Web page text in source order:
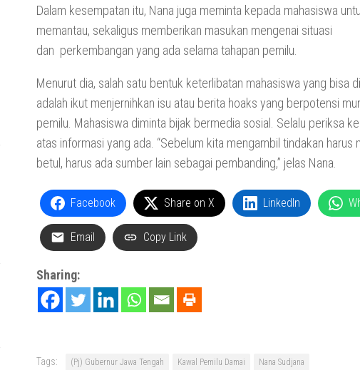
Dalam kesempatan itu, Nana juga meminta kepada mahasiswa
memantau, sekaligus memberikan masukan mengenai situasi
dan perkembangan yang ada selama tahapan pemilu.
Menurut dia, salah satu bentuk keterlibatan mahasiswa yang bisa
adalah ikut menjernihkan isu atau berita hoaks yang berpotensi
pemilu. Mahasiswa diminta bijak bermedia sosial. Selalu periksa
atas informasi yang ada. “Sebelum kita mengambil tindakan harus
betul, harus ada sumber lain sebagai pembanding,” jelas Nana.
Facebook Share on X LinkedIn
Email Copy Link
Sharing:
Tags: (Pj) Gubernur Jawa Tengah Kawal Pemilu Damai Nana Sudjana